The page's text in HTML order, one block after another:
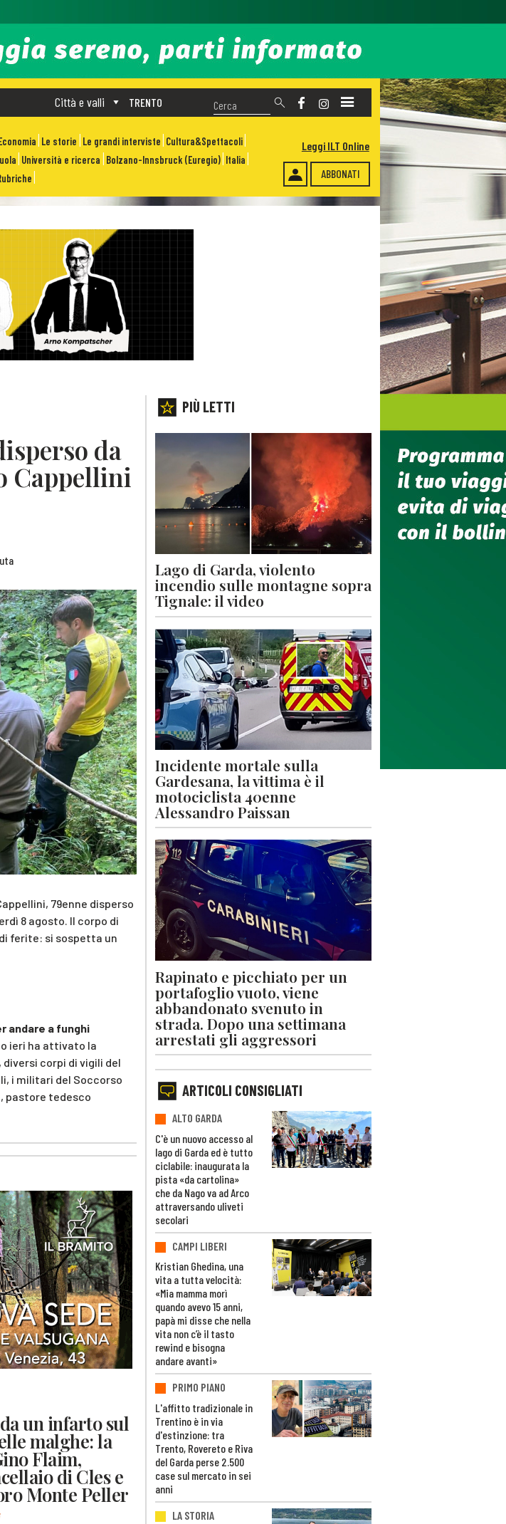
TRENTO
Città e valli
Le storie Le grandi interviste Cultura&Spettacoli
Università e ricerca Bolzano-Innsbruck (Euregio) Italia
ABBONATI
Leggi ILT Online
da
Cappellini
79enne disperso
8 agosto. Il corpo di
ferite: si sospetta un
andare a funghi
ieri ha attivato la
corpi di vigili del
i militari del Soccorso
pastore tedesco
un infarto sul
malghe: la
Flaim,
di Cles e
Monte Peller
PIÙ LETTI
Lago di Garda, violento
incendio sulle montagne sopra
Tignale: il video
Incidente mortale sulla
Gardesana, la vittima è il
motociclista 40enne
Alessandro Paissan
Rapinato e picchiato per un
portafoglio vuoto, viene
abbandonato svenuto in
strada. Dopo una settimana
arrestati gli aggressori
ARTICOLI CONSIGLIATI
ALTO GARDA
C'è un nuovo accesso al
lago di Garda ed è tutto
ciclabile: inaugurata la
pista «da cartolina»
che da Nago va ad Arco
attraversando uliveti
secolari
CAMPI LIBERI
Kristian Ghedina, una
vita a tutta velocità:
«Mia mamma morì
quando avevo 15 anni,
papà mi disse che nella
vita non c’è il tasto
rewind e bisogna
andare avanti»
PRIMO PIANO
L'affitto tradizionale in
Trentino è in via
d'estinzione: tra
Trento, Rovereto e Riva
del Garda perse 2.500
case sul mercato in sei
anni
LA STORIA